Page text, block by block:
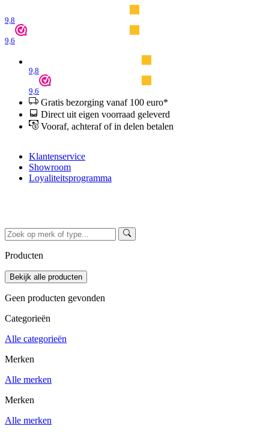
9,8
9,6
9,8
9,6
Gratis bezorging vanaf 100 euro*
Direct uit eigen voorraad geleverd
Vooraf, achteraf of in delen betalen
Klantenservice
Showroom
Loyaliteitsprogramma
Producten
Geen producten gevonden
Categorieën
Alle categorieën
Merken
Alle merken
Merken
Alle merken